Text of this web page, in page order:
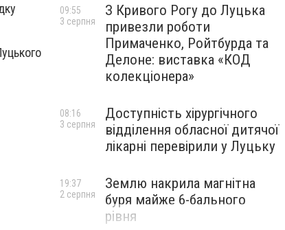
З Кривого Рогу до Луцька
привезли роботи
Примаченко, Ройтбурда та
Делоне: виставка «КОД
колекціонера»
09:55
3 серпня
Доступність хірургічного
відділення обласної дитячої
лікарні перевірили у Луцьку
08:16
3 серпня
Землю накрила магнітна
буря майже 6-бального
рівня
19:37
2 серпня